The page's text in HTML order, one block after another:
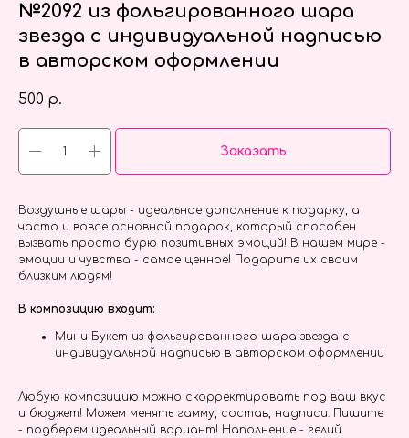
№2092 из фольгированного шара
звезда с индивидуальной надписью
в авторском оформлении
500 р.
Заказать
Воздушные шары - идеальное дополнение к подарку, а
часто и вовсе основной подарок, который способен
вызвать просто бурю позитивных эмоций! В нашем мире -
эмоции и чувства - самое ценное! Подарите их своим
близким людям!
В композицию входит:
Мини Букет из фольгированного шара звезда с
индивидуальной надписью в авторском оформлении
Любую композицию можно скорректировать под ваш вкус
и бюджет! Можем менять гамму, состав, надписи. Пишите
- подберем идеальный вариант! Наполнение - гелий.